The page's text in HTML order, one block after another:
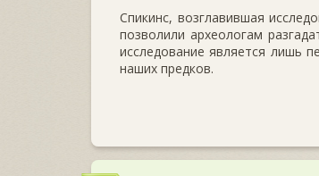
Спикинс, возглавившая
позволили археологам
исследование является лишь
наших предков.